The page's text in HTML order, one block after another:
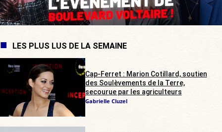
LES PLUS LUS DE LA SEMAINE
Cap-Ferret : Marion Cotillard, soutien
des Soulèvements de la Terre,
secourue par les agriculteurs
Gabrielle Cluzel